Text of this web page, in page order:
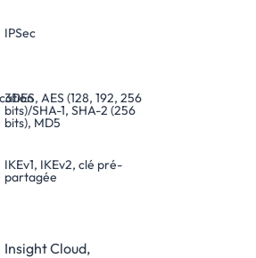
IPSec
3DES, AES (128, 192, 256
bits)/SHA-1, SHA-2 (256
bits), MD5
IKEv1, IKEv2, clé pré-
partagée
Insight Cloud,